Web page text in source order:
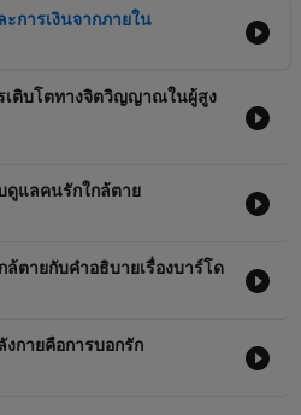
การเงินจากภายใน
เติบโตทางจิตวิญญาณในผู้สูง
ดูแลคนรักใกล้ตาย
ตายกับคำอธิบายเรื่องบาร์โด
งกายคือการบอกรัก